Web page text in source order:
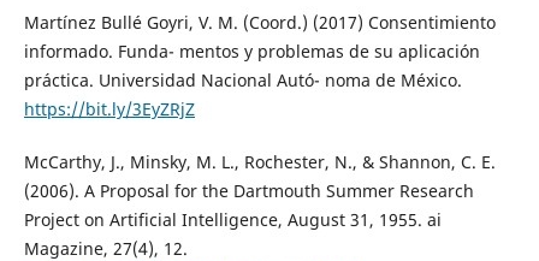
Martínez Bullé Goyri, V. M. (Coord.) (2017) Consentimiento
informado. Funda- mentos y problemas de su aplicación
práctica. Universidad Nacional Autó- noma de México.
https://bit.ly/3EyZRjZ
McCarthy, J., Minsky, M. L., Rochester, N., & Shannon, C. E.
(2006). A Proposal for the Dartmouth Summer Research
Project on Artificial Intelligence, August 31, 1955. ai
Magazine, 27(4), 12.